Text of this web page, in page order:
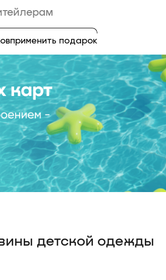
применить подарок
детской одежды